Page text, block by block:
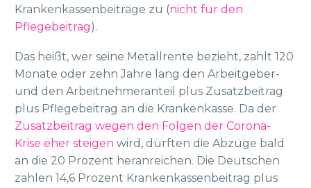
Krankenkassenbeiträge zu (nicht für den
Pflegebeitrag).
Das heißt, wer seine Metallrente bezieht, zahlt 120
Monate oder zehn Jahre lang den Arbeitgeber-
und den Arbeitnehmeranteil plus Zusatzbeitrag
plus Pflegebeitrag an die Krankenkasse. Da der
Zusatzbeitrag wegen den Folgen der Corona-
Krise eher steigen wird, dürften die Abzüge bald
an die 20 Prozent heranreichen. Die Deutschen
zahlen 14,6 Prozent Krankenkassenbeitrag plus